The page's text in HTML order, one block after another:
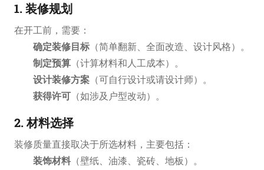
1. 装修规划
在开工前，需要：
确定装修目标 （简单翻新、全面改造、设计风格）。
制定预算 （计算材料和人工成本）。
设计装修方案 （可自行设计或请设计师）。
获得许可 （如涉及户型改动）。
2. 材料选择
装修质量直接取决于所选材料，主要包括：
装饰材料 （壁纸、油漆、瓷砖、地板）。